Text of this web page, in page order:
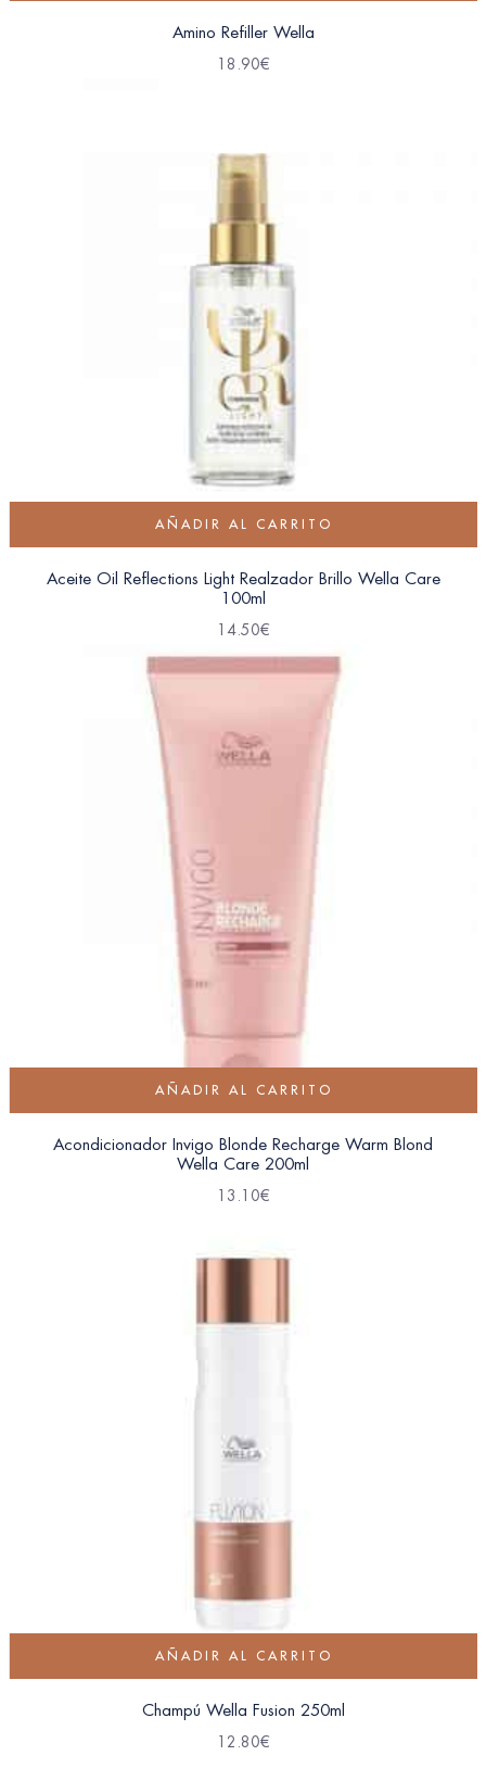
Amino Refiller Wella
18.90€
AÑADIR AL CARRITO
Aceite Oil Reflections Light Realzador Brillo Wella Care
100ml
14.50€
AÑADIR AL CARRITO
Acondicionador Invigo Blonde Recharge Warm Blond
Wella Care 200ml
13.10€
AÑADIR AL CARRITO
Champú Wella Fusion 250ml
12.80€